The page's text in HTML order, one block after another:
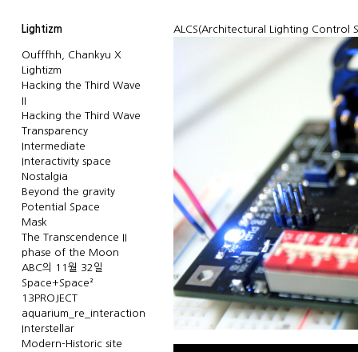
Lightizm
Oufffhh, Chankyu X
Lightizm
Hacking the Third Wave
II
Hacking the Third Wave
Transparency
Intermediate
Interactivity space
Nostalgia
Beyond the gravity
Potential Space
Mask
The Transcendence II
phase of the Moon
ABC의 11월 32일
Space+Space²
13PROJECT
aquarium_re_interaction
Interstellar
Modern-Historic site
ALCS(Architectural Lighting Control